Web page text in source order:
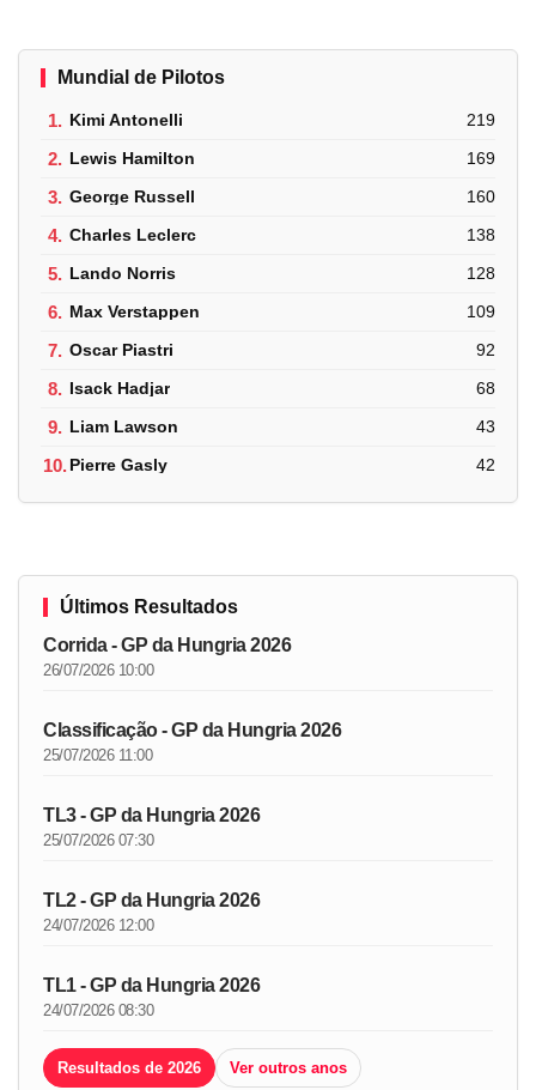
Mundial de Pilotos
1. Kimi Antonelli 219
2. Lewis Hamilton 169
3. George Russell 160
4. Charles Leclerc 138
5. Lando Norris 128
6. Max Verstappen 109
7. Oscar Piastri 92
8. Isack Hadjar 68
9. Liam Lawson 43
10.Pierre Gasly 42
Últimos Resultados
Corrida - GP da Hungria 2026
26/07/2026 10:00
Classificação - GP da Hungria 2026
25/07/2026 11:00
TL3 - GP da Hungria 2026
25/07/2026 07:30
TL2 - GP da Hungria 2026
24/07/2026 12:00
TL1 - GP da Hungria 2026
24/07/2026 08:30
Resultados de 2026 Ver outros anos